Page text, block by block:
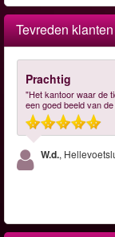
Tevreden klanten
Prachtig
"Het kantoor waar de
een goed beeld van
W.d.,